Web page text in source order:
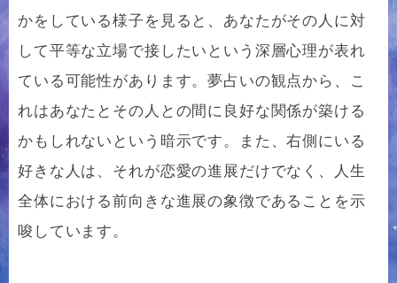
かをしている様子を見ると、あなたがその人に対
して平等な立場で接したいという深層心理が表れ
ている可能性があります。夢占いの観点から、こ
れはあなたとその人との間に良好な関係が築ける
かもしれないという暗示です。また、右側にいる
好きな人は、それが恋愛の進展だけでなく、人生
全体における前向きな進展の象徴であることを示
唆しています。